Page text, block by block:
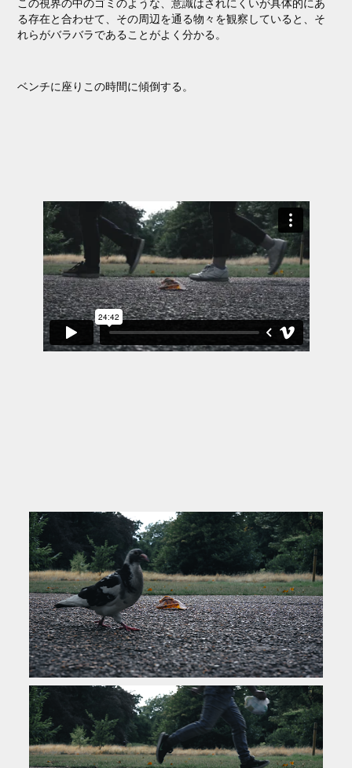
この視界の中のゴミのような、意識はされにくいが具体的にあ
る存在と合わせて、その周辺を通る物々を観察していると、そ
れらがバラバラであることがよく分かる。
ベンチに座りこの時間に傾倒する。